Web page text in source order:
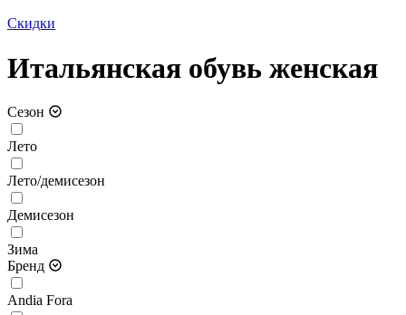
Скидки
Итальянская обувь женская
Сезон
Лето
Лето/демисезон
Демисезон
Зима
Бренд
Andia Fora